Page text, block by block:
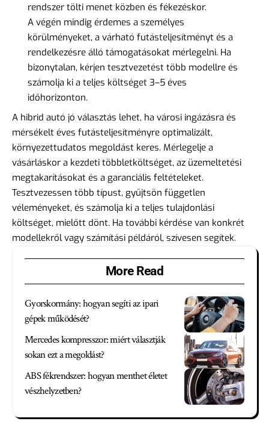
rendszer tölti menet közben és fékezéskor.
A végén mindig érdemes a személyes
körülményeket, a várható futásteljesítményt és a
rendelkezésre álló támogatásokat mérlegelni. Ha
bizonytalan, kérjen tesztvezetést több modellre és
számolja ki a teljes költséget 3–5 éves
időhorizonton.
A hibrid autó jó választás lehet, ha városi ingázásra és
mérsékelt éves futásteljesítményre optimalizált,
környezettudatos megoldást keres. Mérlegelje a
vásárláskor a kezdeti többletköltséget, az üzemeltetési
megtakarításokat és a garanciális feltételeket.
Tesztvezessen több típust, gyűjtsön független
véleményeket, és számolja ki a teljes tulajdonlási
költséget, mielőtt dönt. Ha további kérdése van konkrét
modellekről vagy számítási példáról, szívesen segítek.
More Read
Gyorskormány: hogyan segíti az ipari
gépek működését?
Mercedes kompresszor: miért választják
sokan ezt a megoldást?
ABS fékrendszer: hogyan menthet életet
vészhelyzetben?